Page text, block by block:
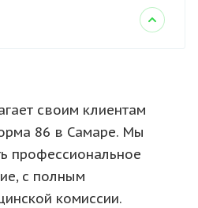
своим клиентам
86 в Самаре. Мы
профессиональное
с полным
комиссии.